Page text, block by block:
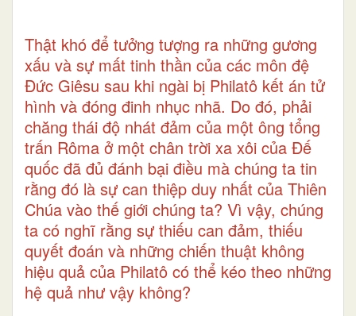
Thật khó để tưởng tượng ra những gương
xấu và sự mất tinh thần của các môn đệ
Đức Giêsu sau khi ngài bị Philatô kết án tử
hình và đóng đinh nhục nhã. Do đó, phải
chăng thái độ nhát đảm của một ông tổng
trấn Rôma ở một chân trời xa xôi của Đế
quốc đã đủ đánh bại điều mà chúng ta tin
rằng đó là sự can thiệp duy nhất của Thiên
Chúa vào thế giới chúng ta? Vì vậy, chúng
ta có nghĩ rằng sự thiếu can đảm, thiếu
quyết đoán và những chiến thuật không
hiệu quả của Philatô có thể kéo theo những
hệ quả như vậy không?